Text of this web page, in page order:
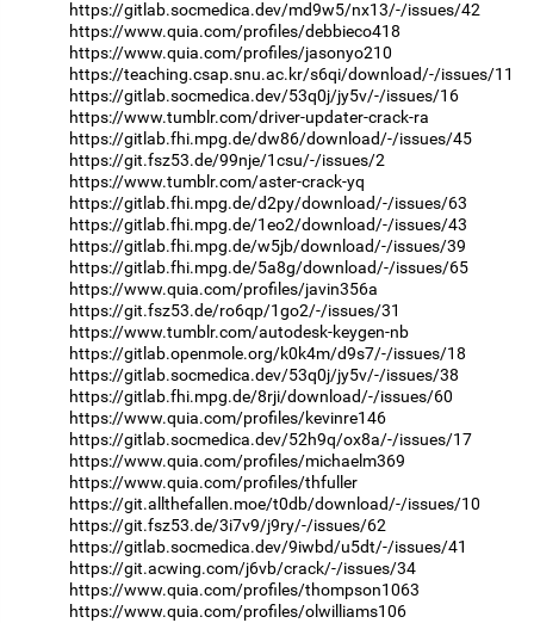
https://gitlab.socmedica.dev/md9w5/nx13/-/issues/42
https://www.quia.com/profiles/debbieco418
https://www.quia.com/profiles/jasonyo210
https://teaching.csap.snu.ac.kr/s6qi/download/-/issues/11
https://gitlab.socmedica.dev/53q0j/jy5v/-/issues/16
https://www.tumblr.com/driver-updater-crack-ra
https://gitlab.fhi.mpg.de/dw86/download/-/issues/45
https://git.fsz53.de/99nje/1csu/-/issues/2
https://www.tumblr.com/aster-crack-yq
https://gitlab.fhi.mpg.de/d2py/download/-/issues/63
https://gitlab.fhi.mpg.de/1eo2/download/-/issues/43
https://gitlab.fhi.mpg.de/w5jb/download/-/issues/39
https://gitlab.fhi.mpg.de/5a8g/download/-/issues/65
https://www.quia.com/profiles/javin356a
https://git.fsz53.de/ro6qp/1go2/-/issues/31
https://www.tumblr.com/autodesk-keygen-nb
https://gitlab.openmole.org/k0k4m/d9s7/-/issues/18
https://gitlab.socmedica.dev/53q0j/jy5v/-/issues/38
https://gitlab.fhi.mpg.de/8rji/download/-/issues/60
https://www.quia.com/profiles/kevinre146
https://gitlab.socmedica.dev/52h9q/ox8a/-/issues/17
https://www.quia.com/profiles/michaelm369
https://www.quia.com/profiles/thfuller
https://git.allthefallen.moe/t0db/download/-/issues/10
https://git.fsz53.de/3i7v9/j9ry/-/issues/62
https://gitlab.socmedica.dev/9iwbd/u5dt/-/issues/41
https://git.acwing.com/j6vb/crack/-/issues/34
https://www.quia.com/profiles/thompson1063
https://www.quia.com/profiles/olwilliams106